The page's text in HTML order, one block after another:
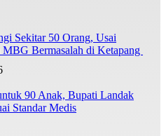
Sekitar 50 Orang, Usai
Bermasalah di Ketapang
90 Anak, Bupati Landak
Standar Medis